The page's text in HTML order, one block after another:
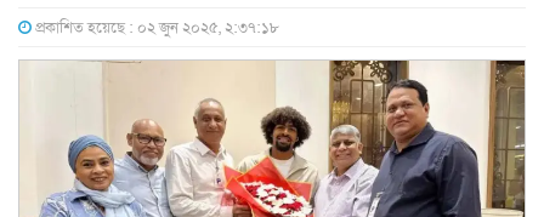
প্রকাশিত হয়েছে : ০২ জুন ২০২৫, ২:৩৭:১৮